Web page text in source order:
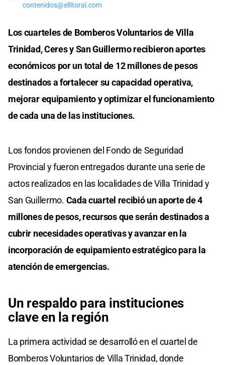
contenidos@ellitoral.com
Los cuarteles de Bomberos Voluntarios de Villa
Trinidad, Ceres y San Guillermo recibieron aportes
económicos por un total de 12 millones de pesos
destinados a fortalecer su capacidad operativa,
mejorar equipamiento y optimizar el funcionamiento
de cada una de las instituciones.
Los fondos provienen del Fondo de Seguridad
Provincial y fueron entregados durante una serie de
actos realizados en las localidades de Villa Trinidad y
San Guillermo. Cada cuartel recibió un aporte de 4
millones de pesos, recursos que serán destinados a
cubrir necesidades operativas y avanzar en la
incorporación de equipamiento estratégico para la
atención de emergencias.
Un respaldo para instituciones
clave en la región
La primera actividad se desarrolló en el cuartel de
Bomberos Voluntarios de Villa Trinidad, donde